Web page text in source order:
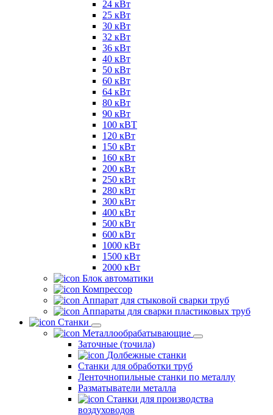
24 кВт
25 кВт
30 кВт
32 кВт
36 кВт
40 кВт
50 кВт
60 кВт
64 кВт
80 кВт
90 кВт
100 кВТ
120 кВт
150 кВт
160 кВт
200 кВт
250 кВт
280 кВт
300 кВт
400 кВт
500 кВт
600 кВт
1000 кВт
1500 кВт
2000 кВт
Блок автоматики
Компрессор
Аппарат для стыковой сварки труб
Аппараты для сварки пластиковых труб
Станки
Металлообрабатывающие
Заточные (точила)
Долбежные станки
Станки для обработки труб
Ленточнопильные станки по металлу
Разматыватели металла
Станки для производства
воздуховодов